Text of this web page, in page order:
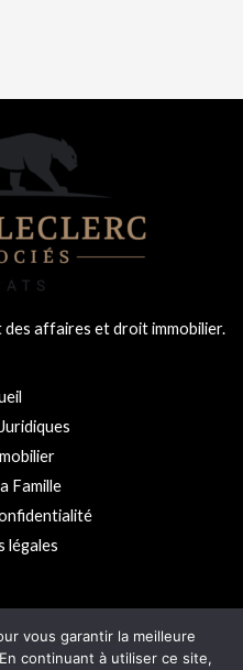
affaires et droit immobilier.
Famille
légales
Enault-Leclerc
vous garantir la meilleure
continuant à utiliser ce site,